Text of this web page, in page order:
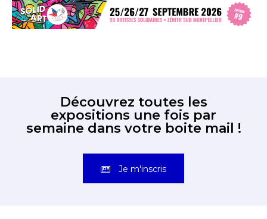
Découvrez toutes les
expositions une fois par
semaine dans votre boite mail !
Je m'inscris